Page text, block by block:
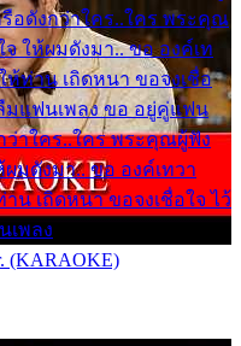
รือดังกว่าใคร..ใคร พระคุณ
ให้ผมดังมา.. ขอ องค์เท
ท่าน เถิดหนา ขอจงเชื่อ
มแฟนเพลง ขอ อยู่คู่แฟน
ว่าใคร..ใคร พระคุณผู้ฟัง
มดังมา.. ขอ องค์เทวา
เถิดหนา ขอจงเชื่อใจ ไว้
เพลง
(KARAOKE)